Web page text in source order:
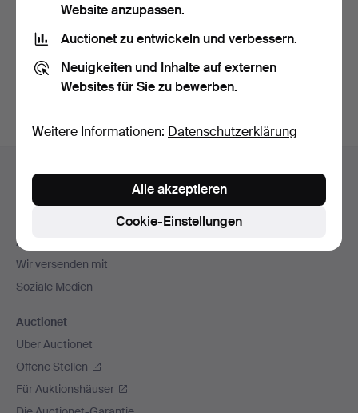
Suche speichern
Archiv
suchen.
Navigation
Hilfe und Kontakt
Kontakt mit dem Support aufnehmen
Zahlungsweisen
Wir versenden mit
Soziale Medien
Auctionet
Über Auctionet
Offene Stellen
Für Auktionshäuser
Website anzupassen.
Auctionet zu entwickeln und verbessern.
Neuigkeiten und Inhalte auf externen
Websites für Sie zu bewerben.
Weitere Informationen: Datenschutzerklärung
Cookie-Einstellungen
Alle akzeptieren